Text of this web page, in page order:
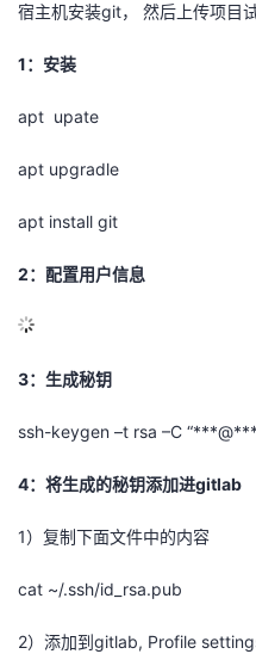
宿主机安装git， 然后上传项目试
1：安装
apt upate
apt upgradle
apt install git
2：配置用户信息
3：生成秘钥
ssh-keygen –t rsa –C
4：将生成的秘钥添加进gitlab
1）复制下面文件中的内容
cat ~/.ssh/id_rsa.pub
2）添加到gitlab, Profile